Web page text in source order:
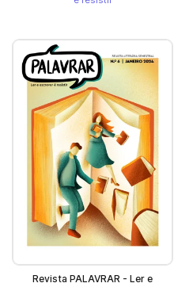
Revista PALAVRAR - Ler e